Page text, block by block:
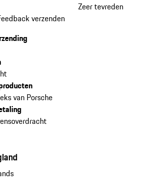
Zeer tevreden
verzenden
van Porsche